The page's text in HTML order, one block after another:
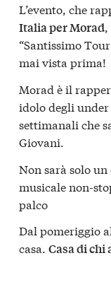
L’evento, che
Italia per Morad
“Santissimo
mai vista prima!
Morad è il
idolo degli
settimanali che
Giovani.
Non sarà solo
musicale non-
palco
Dal pomeriggio
casa. Casa di chi